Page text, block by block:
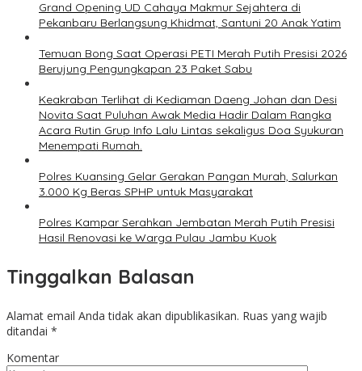
Grand Opening UD Cahaya Makmur Sejahtera di
Pekanbaru Berlangsung Khidmat, Santuni 20 Anak Yatim
Temuan Bong Saat Operasi PETI Merah Putih Presisi 2026
Berujung Pengungkapan 23 Paket Sabu
Keakraban Terlihat di Kediaman Daeng Johan dan Desi
Novita Saat Puluhan Awak Media Hadir Dalam Rangka
Acara Rutin Grup Info Lalu Lintas sekaligus Doa Syukuran
Menempati Rumah.
Polres Kuansing Gelar Gerakan Pangan Murah, Salurkan
3.000 Kg Beras SPHP untuk Masyarakat
Polres Kampar Serahkan Jembatan Merah Putih Presisi
Hasil Renovasi ke Warga Pulau Jambu Kuok
Tinggalkan Balasan
Alamat email Anda tidak akan dipublikasikan. Ruas yang wajib
ditandai *
Komentar